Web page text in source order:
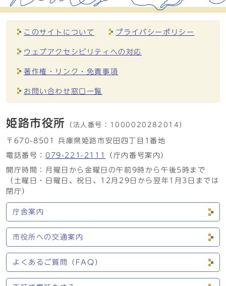
このサイトについて プライバシーポリシー
ウェブアクセシビリティへの対応
著作権・リンク・免責事項
お問い合わせ窓口一覧
姫路市役所 （法人番号： 1000020282014）
〒670-8501 兵庫県姫路市安田四丁目1番地
電話番号： 079-221-2111
（庁内番号案内）
開庁時間：月曜日から金曜日の午前9時から午後5時まで
（土曜日・日曜日、祝日、12月29日から翌年1月3日までは
閉庁）
庁舎案内
市役所への交通案内
よくあるご質問（FAQ）